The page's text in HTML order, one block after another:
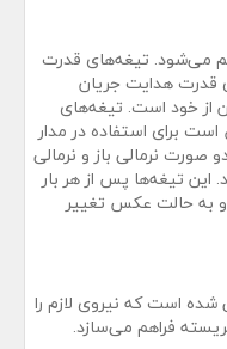
می‌شود. تیغه‌های قدرت
قدرت هدایت جریان
از خود است. تیغه‌های
برای استفاده در مدار
صورت نرمالی باز و نرمالی
این تیغه‌ها پس از هر بار
به حالت عکس تغییر
است که نیروی لازم را
فراهم می‌سازد.